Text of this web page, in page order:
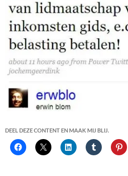
DEEL DEZE CONTENT EN MAAK MIJ BLIJ.